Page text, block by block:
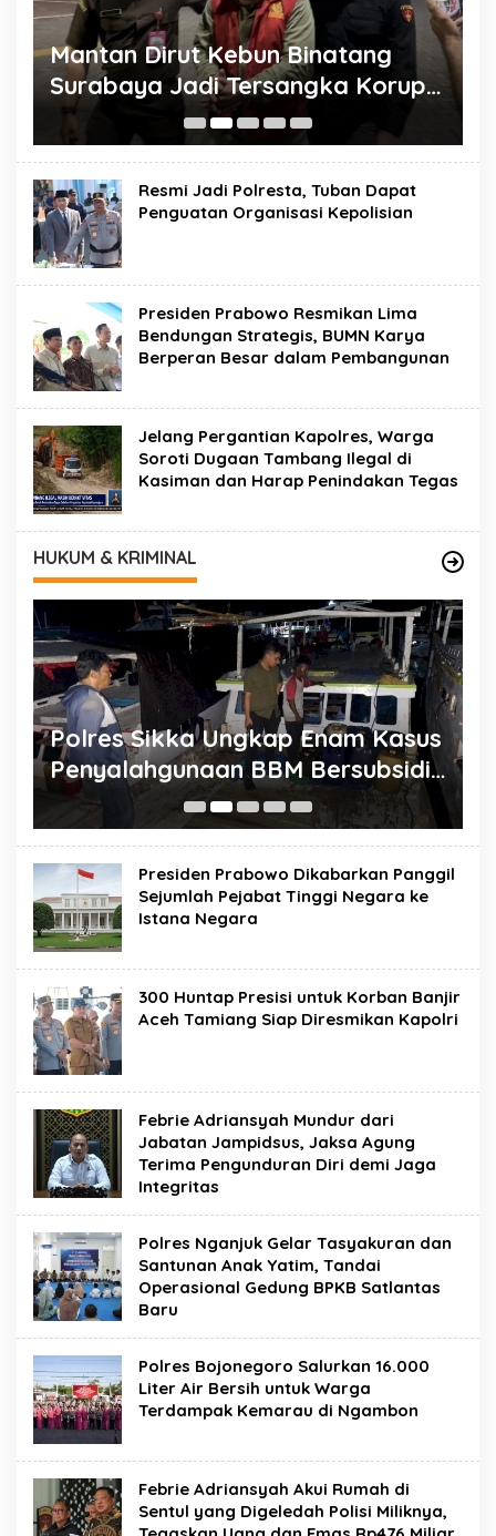
Mantan Dirut Kebun Binatang
Surabaya Jadi Tersangka Korupsi
Rp10,2 Miliar, Satwa Diduga Jadi
Korban
Resmi Jadi Polresta, Tuban Dapat
Penguatan Organisasi Kepolisian
Presiden Prabowo Resmikan Lima
Bendungan Strategis, BUMN Karya
Berperan Besar dalam Pembangunan
Jelang Pergantian Kapolres, Warga
Soroti Dugaan Tambang Ilegal di
Kasiman dan Harap Penindakan Tegas
HUKUM & KRIMINAL
Polres Sikka Ungkap Enam Kasus
Penyalahgunaan BBM Bersubsidi,
Ratusan Liter Pertalite dan Solar
Diamankan
Presiden Prabowo Dikabarkan Panggil
Sejumlah Pejabat Tinggi Negara ke
Istana Negara
300 Huntap Presisi untuk Korban Banjir
Aceh Tamiang Siap Diresmikan Kapolri
Febrie Adriansyah Mundur dari
Jabatan Jampidsus, Jaksa Agung
Terima Pengunduran Diri demi Jaga
Integritas
Polres Nganjuk Gelar Tasyakuran dan
Santunan Anak Yatim, Tandai
Operasional Gedung BPKB Satlantas
Baru
Polres Bojonegoro Salurkan 16.000
Liter Air Bersih untuk Warga
Terdampak Kemarau di Ngambon
Febrie Adriansyah Akui Rumah di
Sentul yang Digeledah Polisi Miliknya,